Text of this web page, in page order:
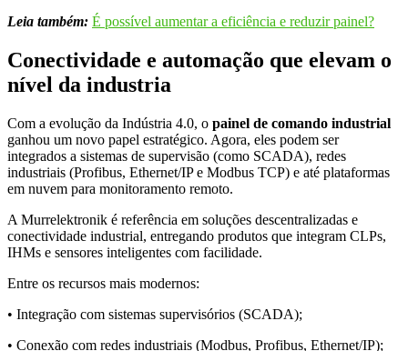
Leia também: É possível aumentar a eficiência e reduzir painel?
Conectividade e automação que elevam o
nível da industria
Com a evolução da Indústria 4.0, o painel de comando industrial
ganhou um novo papel estratégico. Agora, eles podem ser
integrados a sistemas de supervisão (como SCADA), redes
industriais (Profibus, Ethernet/IP e Modbus TCP) e até plataformas
em nuvem para monitoramento remoto.
A Murrelektronik é referência em soluções descentralizadas e
conectividade industrial, entregando produtos que integram CLPs,
IHMs e sensores inteligentes com facilidade.
Entre os recursos mais modernos:
• Integração com sistemas supervisórios (SCADA);
• Conexão com redes industriais (Modbus, Profibus, Ethernet/IP);